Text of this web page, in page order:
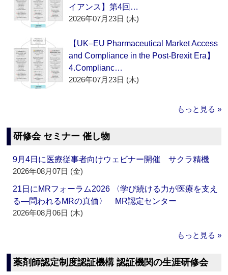
イアンス】第4回…
2026年07月23日 (木)
【UK–EU Pharmaceutical Market Access
and Compliance in the Post-Brexit Era】
4.Complianc…
2026年07月23日 (木)
もっと見る »
研修会 セミナー 催し物
9月4日に医療従事者向けウェビナー開催 サクラ精機
2026年08月07日 (金)
21日にMRフォーラム2026 〈学び続ける力が医療を支え
る―問われるMRの真価〉 MR認定センター
2026年08月06日 (木)
もっと見る »
薬剤師認定制度認証機構 認証機関の生涯研修会